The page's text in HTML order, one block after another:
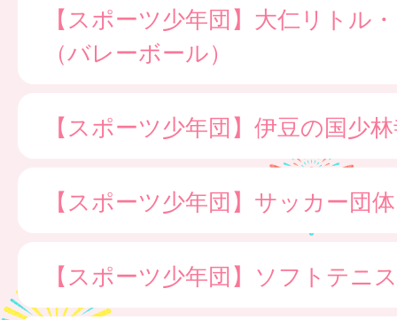
【スポーツ少年団】大仁リトル
（バレーボール）
【スポーツ少年団】伊豆の国少
【スポーツ少年団】サッカー団体
【スポーツ少年団】ソフトテニ